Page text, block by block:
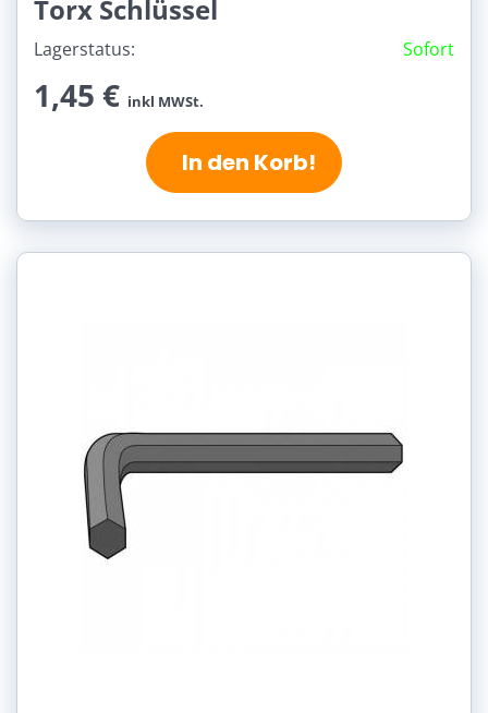
Torx Schlüssel
Lagerstatus: Sofort
1,45 € inkl MWSt.
In den Korb!